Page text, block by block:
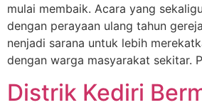
mulai membaik. Acara yang
dengan perayaan ulang tahun
nenjadi sarana untuk lebih
dengan warga masyarakat sekitar.
Distrik Kediri